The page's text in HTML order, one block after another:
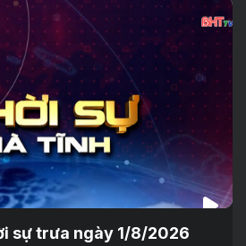
sự trưa ngày 1/8/2026